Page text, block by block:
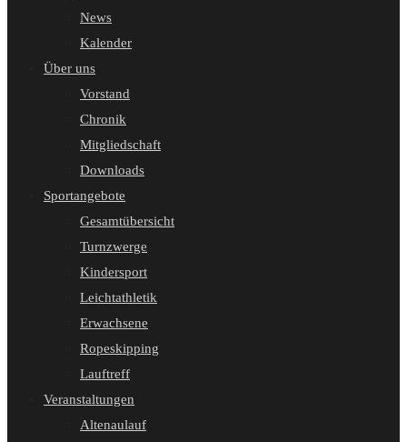
News
Kalender
Über uns
Vorstand
Chronik
Mitgliedschaft
Downloads
Sportangebote
Gesamtübersicht
Turnzwerge
Kindersport
Leichtathletik
Erwachsene
Ropeskipping
Lauftreff
Veranstaltungen
Altenaulauf